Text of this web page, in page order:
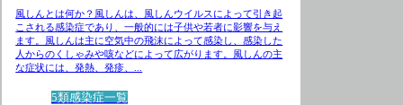
風しんとは何か？風しんは、風しんウイルスによって引き起
こされる感染症であり、一般的には子供や若者に影響を与え
ます。風しんは主に空気中の飛沫によって感染し、感染した
人からのくしゃみや咳などによって広がります。風しんの主
な症状には、発熱、発疹、...
5類感染症一覧